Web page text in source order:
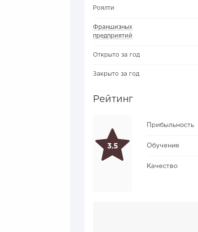
Роялти
Франшизных
предприятий
Открыто за год
Закрыто за год
Рейтинг
3.5
Прибыльность
Обучение
Качество